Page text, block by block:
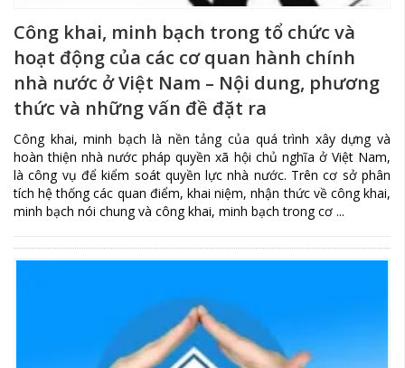
Công khai, minh bạch trong tổ chức và
hoạt động của các cơ quan hành chính
nhà nước ở Việt Nam – Nội dung, phương
thức và những vấn đề đặt ra
Công khai, minh bạch là nền tảng của quá trình xây dựng và
hoàn thiện nhà nước pháp quyền xã hội chủ nghĩa ở Việt Nam,
là công vụ để kiểm soát quyền lực nhà nước. Trên cơ sở phân
tích hệ thống các quan điểm, khai niệm, nhận thức về công khai,
minh bạch nói chung và công khai, minh bạch trong cơ ...